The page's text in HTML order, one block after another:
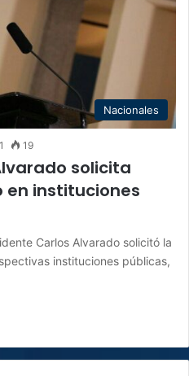
Nacionales
19
solicita
instituciones
Carlos Alvarado solicitó la
instituciones públicas,